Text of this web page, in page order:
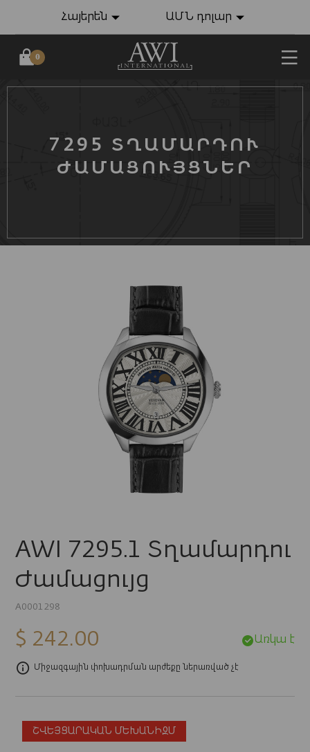
Հայերեն ԱՄՆ դոլար
0
7295 ՏՂԱՄԱՐԴՈՒ
ԺԱՄԱՑՈՒՅՑՆԵՐ
AWI 7295.1 Տղամարդու
Ժամացույց
A0001298
$ 242.00 Առկա է
Միջազգային փոխադրման արժեքը ներառված չէ
ՇՎԵՅՑԱՐԱԿԱՆ ՄԵԽԱՆԻԶՄ